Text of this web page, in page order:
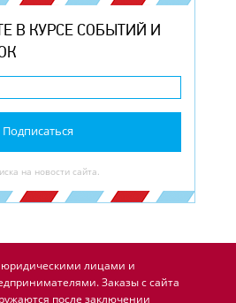
В КУРСЕ СОБЫТИЙ И
Подписаться
на новости сайта.
юридическими лицами и
Заказы с сайта
после заключении